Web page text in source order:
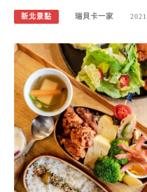
新北景點 瑞貝卡一家